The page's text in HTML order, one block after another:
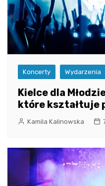
Koncerty Wydarzenia
Kielce dla
które kształtuje
Kamila Kalinowska